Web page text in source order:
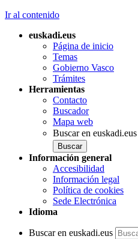
Ir al contenido
euskadi.eus
Página de inicio
Temas
Gobierno Vasco
Trámites
Herramientas
Contacto
Buscador
Mapa web
Buscar en euskadi.eus
Información general
Accesibilidad
Información legal
Política de cookies
Sede Electrónica
Idioma
Buscar en euskadi.eus